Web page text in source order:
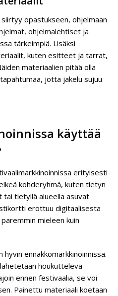
opastukseen, ohjelmaan
ohjelmalehtiset ja
tärkeimpiä. Lisäksi
kuten esitteet ja tarrat,
materiaalien pitää olla
jotta jakelu sujuu
käyttää
erityisesti
kohderyhmä, kuten tietyn
tai tietyllä alueella asuvat
erottuu digitaalisesta
mieleen kuin
ennakkomarkkinoinnissa.
houkutteleva
ennen festivaalia, se voi
Painettu materiaali koetaan